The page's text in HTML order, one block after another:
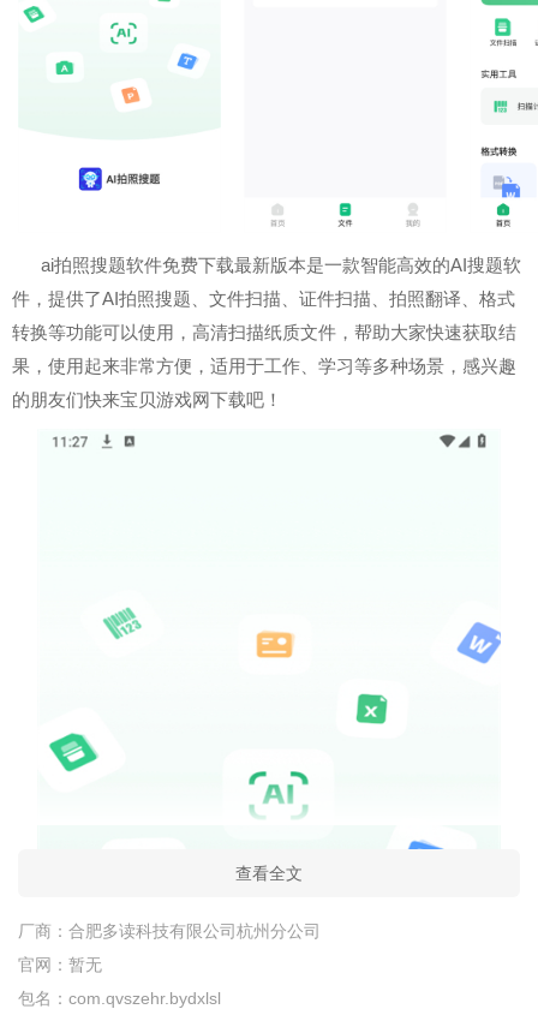
ai拍照搜题软件免费下载最新版本是一款智能高效的AI搜题软
件，提供了AI拍照搜题、文件扫描、证件扫描、拍照翻译、格式
转换等功能可以使用，高清扫描纸质文件，帮助大家快速获取结
果，使用起来非常方便，适用于工作、学习等多种场景，感兴趣
的朋友们快来宝贝游戏网下载吧！
查看全文
厂商： 合肥多读科技有限公司杭州分公司
官网： 暂无
包名： com.qvszehr.bydxlsl